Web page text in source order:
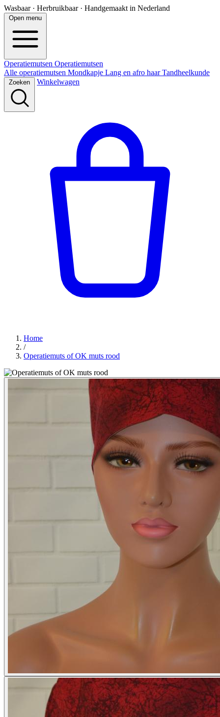
Wasbaar · Herbruikbaar · Handgemaakt in Nederland
Open menu
Operatiemutsen Operatiemutsen
Alle operatiemutsen Mondkapje Lang en afro haarTandheelkunde
Zoeken Winkelwagen
Home
/
Operatiemuts of OK muts rood